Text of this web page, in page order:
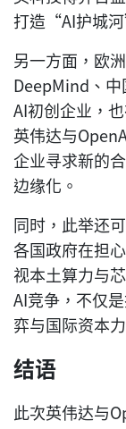
打造“AI护城
另一方面，欧
DeepMind、
AI初创企业，
英伟达与
企业寻求新的
边缘化。
同时，此举还
各国政府在担
视本土算力与
AI竞争，不仅
弈与国际资本
结语
此次英伟达与